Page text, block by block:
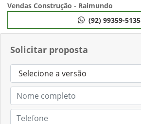
Solicitar proposta
Vendas Construção - Raimundo
(92) 99359-5135